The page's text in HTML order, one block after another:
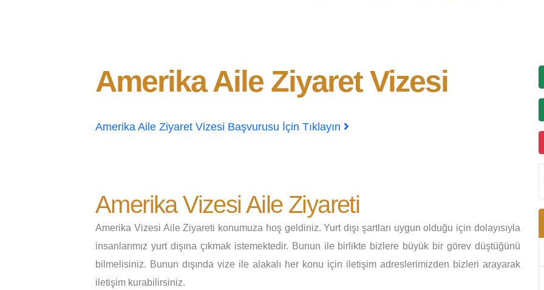
Amerika Aile Ziyaret Vizesi
Amerika Aile Ziyaret Vizesi Başvurusu İçin Tıklayın
Amerika Vizesi Aile Ziyareti
Amerika Vizesi Aile Ziyareti konumuza hoş geldiniz. Yurt dışı şartları uygun olduğu için dolayısıyla
insanlarımız yurt dışına çıkmak istemektedir. Bunun ile birlikte bizlere büyük bir görev düştüğünü
bilmelisiniz. Bunun dışında vize ile alakalı her konu için iletişim adreslerimizden bizleri arayarak
iletişim kurabilirsiniz.